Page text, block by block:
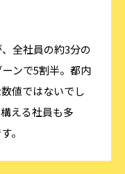
全社員の約3分の
ンで5割半。都内
値ではないでし
える社員も多
。